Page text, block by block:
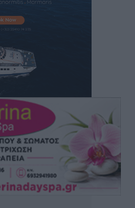
Κάρπαθο για άγρα
μικρών στη 12άδα
και μια κοινότητα